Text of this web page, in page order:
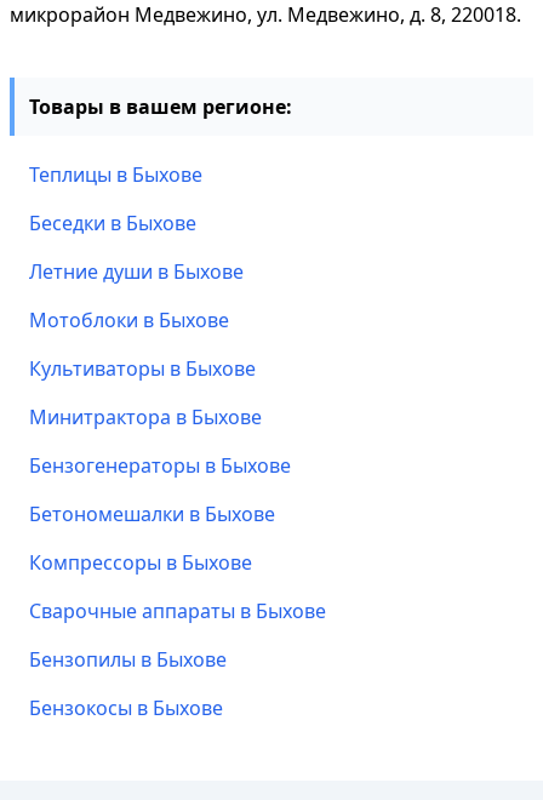
микрорайон Медвежино, ул. Медвежино, д. 8, 220018.
Товары в вашем регионе:
Теплицы в Быхове
Беседки в Быхове
Летние души в Быхове
Мотоблоки в Быхове
Культиваторы в Быхове
Минитрактора в Быхове
Бензогенераторы в Быхове
Бетономешалки в Быхове
Компрессоры в Быхове
Сварочные аппараты в Быхове
Бензопилы в Быхове
Бензокосы в Быхове